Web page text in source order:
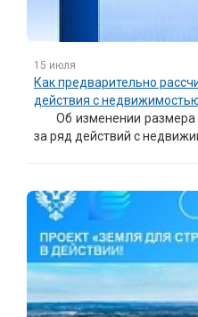
15 июля
Как предварительно
действия с
Об изменении размера
за ряд действий с